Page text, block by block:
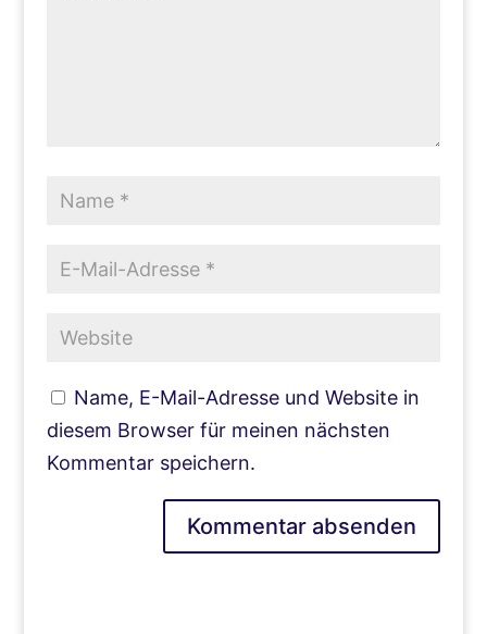
Name, E-Mail-Adresse und Website in
diesem Browser für meinen nächsten
Kommentar speichern.